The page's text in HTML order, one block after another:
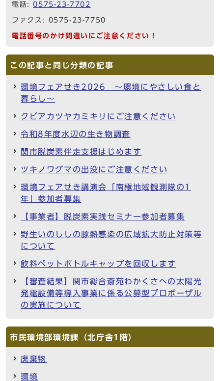
電話:0575-23-7702
ファクス: 0575-23-7750
電話番号のかけ間違いにご注意ください！
この記事と同じ分類の記事
環境フェアせき2026 ～環境にやさしい食と
暮らし～
クビアカツヤカミキリにご注意ください
令和8年度水辺の生き物調査
関市脱炭素伴走支援はじめます
ツキノワグマの出没にご注意ください
環境フェアせき講演会「南極地域観測隊の1
年」参加者募集
【事業者】脱炭素実践セミナー参加者募集
野生いのししの豚熱感染の広域拡大防止対策等
について
飲料ペットボトルキャップを回収します
【審査結果】関市総合斎苑わかくさへの太陽光
発電設備等導入事業に係る公募型プロポーザル
の実施について
市民環境部環境課（北庁舎1階）
廃棄物
環境